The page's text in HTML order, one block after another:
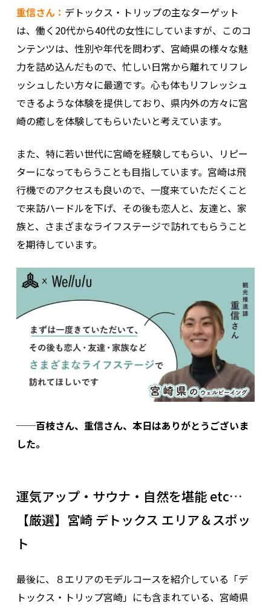
重信さん： デトックス・トリップの主なターゲット
は、働く20代から40代の女性にしていますが、このコ
ンテンツは、性別や年代を問わず、宮崎県の様々な魅
力を詰め込んだもので、忙しい日常から離れてリフレ
ッシュしたい方々に最適です。心も体もリフレッシュ
できるような体験を提供しており、県内外の方々に宮
崎の癒しを体験してもらいたいと考えています。
また、特に若い世代に宮崎を経験してもらい、リピー
ターになってもらうことも目指しています。宮崎は飛
行機でのアクセスも良いので、一度来ていただくこと
で来訪ハードルを下げ、その後も恋人と、友達と、家
族と、さまざまなライフステージで訪れてもらうこと
を期待しています。
──百枝さん、重信さん、本日はありがとうございま
した。
運気アップ・サウナ・自然を堪能 etc…
【厳選】宮崎 デトックス エリア＆スポッ
ト
最後に、８エリアのモデルコースを紹介している「デ
トックス・トリップ宮崎」にも含まれている、宮崎県